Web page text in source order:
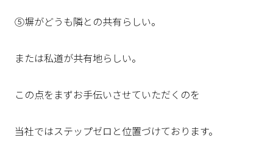
⑤塀がどうも隣との共有らしい。
または私道が共有地らしい。
この点をまずお手伝いさせていただくのを
当社ではステップゼロと位置づけております。